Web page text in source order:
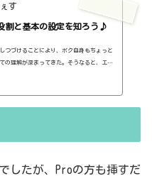
す
割と基本の設定を知ろう♪
つづけることにより、ボク自身もちょっと
の理解が深まってきた。そうなると、エフ
説明を毎回書くのも、それはそれで面倒く
したが、Proの方も挿すだ